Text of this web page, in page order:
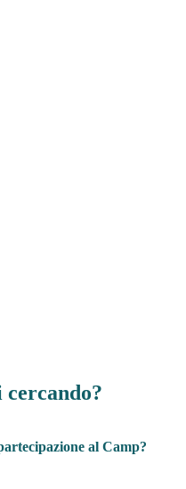
al Camp?